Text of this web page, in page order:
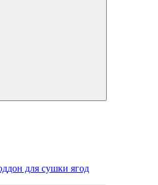
для сушки ягод